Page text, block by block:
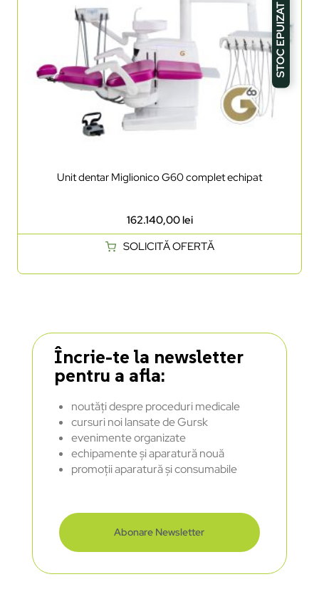
STOC EPUIZAT
Unit dentar Miglionico G60 complet echipat
162.140,00lei
SOLICITĂ OFERTĂ
Încrie-te la newsletter
pentru a afla:
noutăți despre proceduri medicale
cursuri noi lansate de Gursk
evenimente organizate
echipamente și aparatură nouă
promoții aparatură și consumabile
Abonare Newsletter